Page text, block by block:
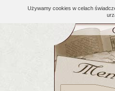
Używamy cookies w celach